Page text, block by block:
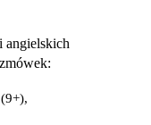
angielskich